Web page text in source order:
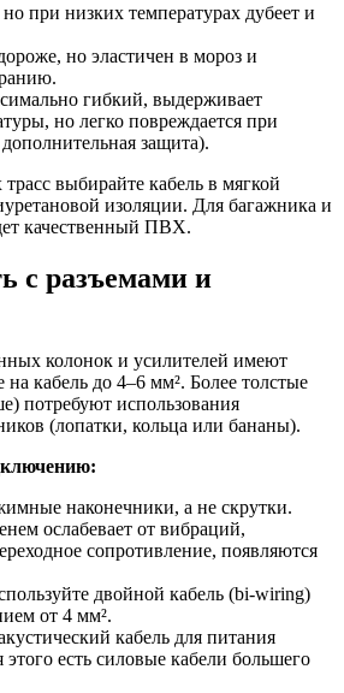
при низких температурах дубеет и
но эластичен в мороз и
гибкий, выдерживает
но легко повреждается при
защита).
выбирайте кабель в мягкой
изоляции. Для багажника и
качественный ПВХ.
с разъемами и
колонок и усилителей имеют
кабель до 4–6 мм². Более толстые
потребуют использования
(лопатки, кольца или бананы).
наконечники, а не скрутки.
ослабевает от вибраций,
сопротивление, появляются
двойной кабель (bi-wiring)
от 4 мм².
кабель для питания
есть силовые кабели большего